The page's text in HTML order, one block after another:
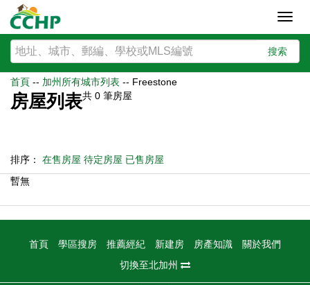
搜索
首頁 -- 加州所有城市列表 -- Freestone
房屋列表共 0 筆房屋
排序： 在售房屋 待定房屋 已售房屋
暫無
首頁 學區搜房 推薦經紀 新建房 房產知識
關於我們
切換至北加州